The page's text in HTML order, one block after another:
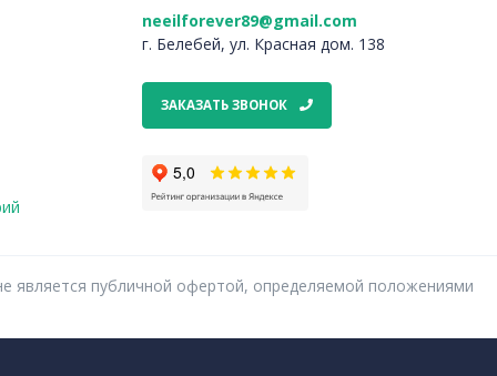
neeilforever89@gmail.com
г. Белебей, ул. Красная дом. 138
ЗАКАЗАТЬ ЗВОНОК
является публичной офертой, определяемой положениями